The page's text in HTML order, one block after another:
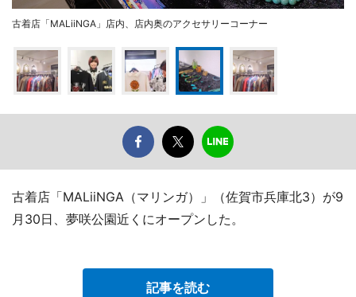
古着店「MALiiNGA」店内、店内奥のアクセサリーコーナー
古着店「MALiiNGA（マリンガ）」（佐賀市兵庫北3）が9
月30日、夢咲公園近くにオープンした。
記事を読む